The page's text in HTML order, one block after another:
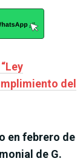
del
en febrero de
de G.